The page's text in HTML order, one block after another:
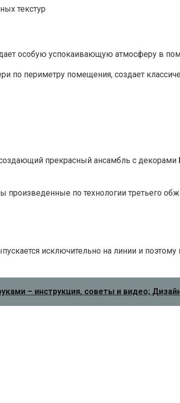
текстур
особую успокаивающую атмосферу в
по периметру помещения, создает
прекрасный ансамбль с декорами
произведенные по технологии третьего
исключительно на линии и
– инструкция, советы и видео;